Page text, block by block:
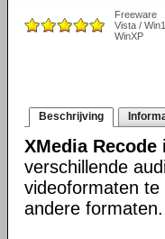
Freeware
Vista /
WinXP
Beschrijving
XMedia Recode
verschillende
videoformaten
andere formaten.